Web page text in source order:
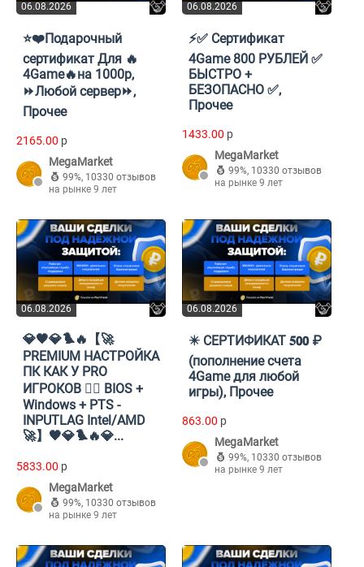
06.08.2026
⭐❤️Подарочный
сертификат Для 🔥
4Game🔥на 1000р,
⏩Любой сервер⏩,
Прочее
2165.00 p
MegaMarket
99%, 10330 отзывов
на рынке 9 лет
06.08.2026
⚡️✅ Сертификат
4Game 800 РУБЛЕЙ ✅
БЫСТРО +
БЕЗОПАСНО ✅,
Прочее
1433.00 p
MegaMarket
99%, 10330 отзывов
на рынке 9 лет
06.08.2026
💎🖤💎🐦‍🔥【🚀
PREMIUM НАСТРОЙКА
ПК КАК У PRO
ИГРОКОВ 🐦‍🔥 BIOS +
Windows + PTS -
INPUTLAG Intel/AMD
🚀】🖤💎🐦‍🔥💎...
5833.00 p
MegaMarket
99%, 10330 отзывов
на рынке 9 лет
06.08.2026
✴️ СЕРТИФИКАТ 𝟓𝟬𝟬 ₽
(пополнение счета
4Game для любой
игры), Прочее
863.00 p
MegaMarket
99%, 10330 отзывов
на рынке 9 лет